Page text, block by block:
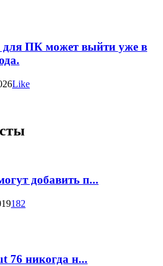
для ПК может выйти уже в
Like
добавить п...
182
76 никогда н...